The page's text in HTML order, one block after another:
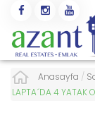
Anasayfa /
LAPTA´DA 4 YATAK